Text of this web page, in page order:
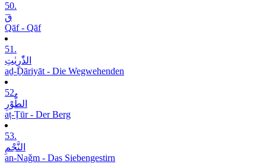
50.
قٓ
Qāf - Qāf
51.
الذّٰرِیٰتِ
aḏ-Ḏāriyāt - Die Wegwehenden
52.
الطُّوْرِ
aṭ-Ṭūr - Der Berg
53.
النَّجْمِ
an-Naǧm - Das Siebengestirn